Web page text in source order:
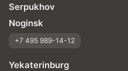
Serpukhov
Noginsk
+7 495 989-14-12
Yekaterinburg